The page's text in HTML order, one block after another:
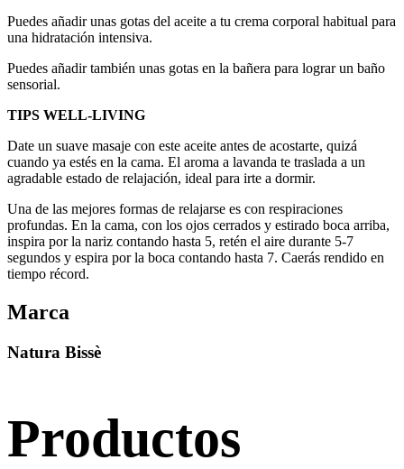
Puedes añadir unas gotas del aceite a tu crema corporal habitual para
una hidratación intensiva.
Puedes añadir también unas gotas en la bañera para lograr un baño
sensorial.
TIPS WELL-LIVING
Date un suave masaje con este aceite antes de acostarte, quizá
cuando ya estés en la cama. El aroma a lavanda te traslada a un
agradable estado de relajación, ideal para irte a dormir.
Una de las mejores formas de relajarse es con respiraciones
profundas. En la cama, con los ojos cerrados y estirado boca arriba,
inspira por la nariz contando hasta 5, retén el aire durante 5-7
segundos y espira por la boca contando hasta 7. Caerás rendido en
tiempo récord.
Marca
Natura Bissè
Productos